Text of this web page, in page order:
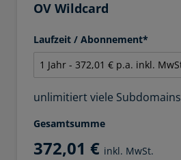
OV Wildcard
Laufzeit / Abonnement*
unlimitiert viele Subdomains
Gesamtsumme
372,01 € inkl. MwSt.